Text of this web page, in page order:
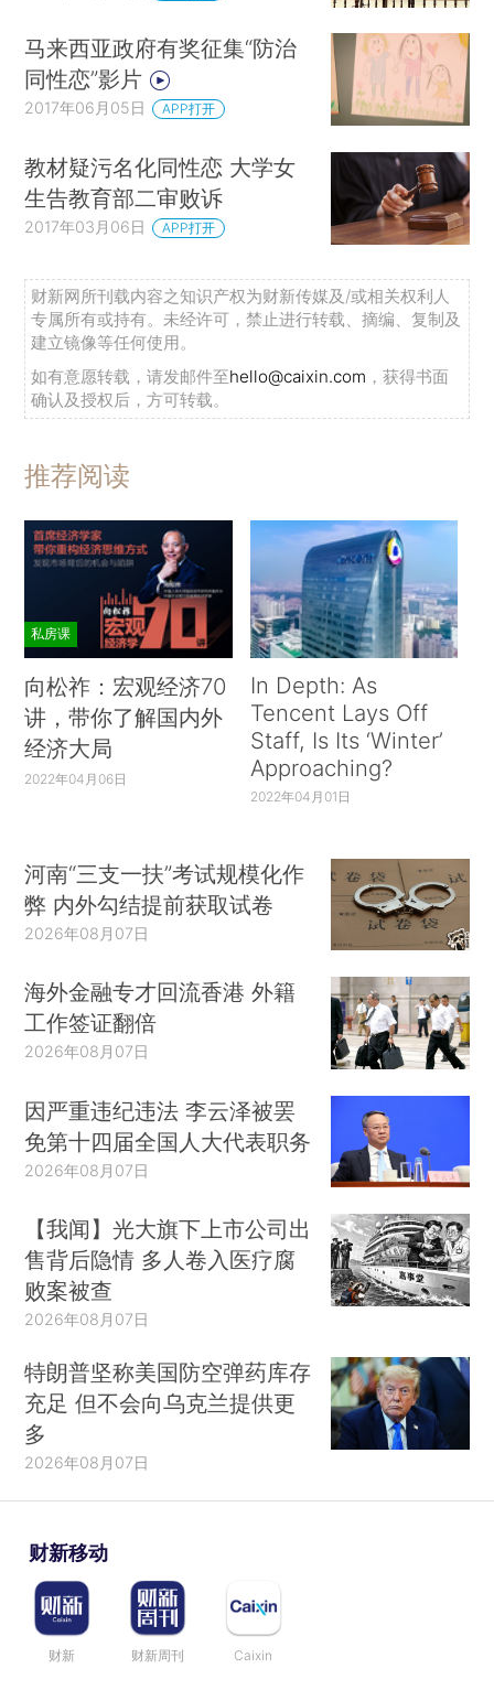
马来西亚政府有奖征集“防治
同性恋”影片
2017年06月05日 APP打开
教材疑污名化同性恋 大学女
生告教育部二审败诉
2017年03月06日 APP打开
财新网所刊载内容之知识产权为财新传媒及/或相关权利人
专属所有或持有。未经许可，禁止进行转载、摘编、复制及
建立镜像等任何使用。
如有意愿转载，请发邮件至hello@caixin.com ，获得书面
确认及授权后，方可转载。
推荐阅读
私房课
向松祚：宏观经济70
讲，带你了解国内外
经济大局
2022年04月06日
In Depth: As
Tencent Lays Off
Staff, Is Its ‘Winter’
Approaching?
2022年04月01日
河南“三支一扶”考试规模化作
弊 内外勾结提前获取试卷
2026年08月07日
海外金融专才回流香港 外籍
工作签证翻倍
2026年08月07日
因严重违纪违法 李云泽被罢
免第十四届全国人大代表职务
2026年08月07日
【我闻】光大旗下上市公司出
售背后隐情 多人卷入医疗腐
败案被查
2026年08月07日
特朗普坚称美国防空弹药库存
充足 但不会向乌克兰提供更
多
2026年08月07日
财新移动
财新 财新周刊 Caixin